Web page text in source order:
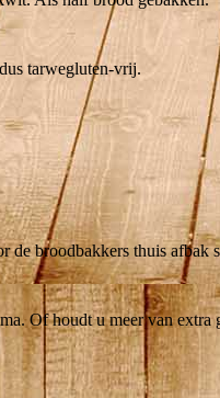
tarwegluten-vrij.
de broodbakkers thuis afbak
Of houdt u meer van